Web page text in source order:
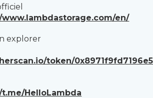
en/
explorer
token/
HelloLambda